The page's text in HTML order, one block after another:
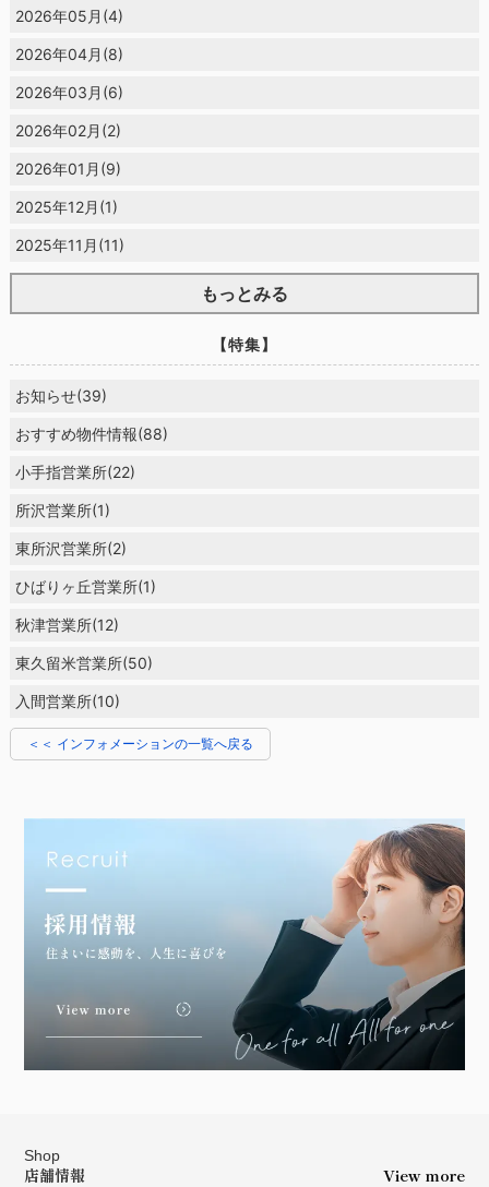
2026年05月(4)
2026年04月(8)
2026年03月(6)
2026年02月(2)
2026年01月(9)
2025年12月(1)
2025年11月(11)
もっとみる
【特集】
お知らせ(39)
おすすめ物件情報(88)
小手指営業所(22)
所沢営業所(1)
東所沢営業所(2)
ひばりヶ丘営業所(1)
秋津営業所(12)
東久留米営業所(50)
入間営業所(10)
＜＜ インフォメーションの一覧へ戻る
Shop
店舗情報 View more